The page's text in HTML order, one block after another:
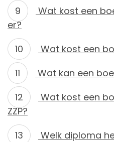
Wat kost een
er?
Wat kost een
Wat kan een
Wat kost een
ZZP?
Welk diploma